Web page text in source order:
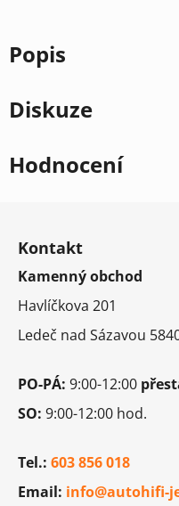
Popis
Diskuze
Hodnocení
Kontakt
Kamenný obchod
Havlíčkova 201
Ledeč nad Sázavou
PO-PÁ: 9:00-12:00
SO: 9:00-12:00 hod.
Tel.: 603 856 018
Email: info@autohifi-